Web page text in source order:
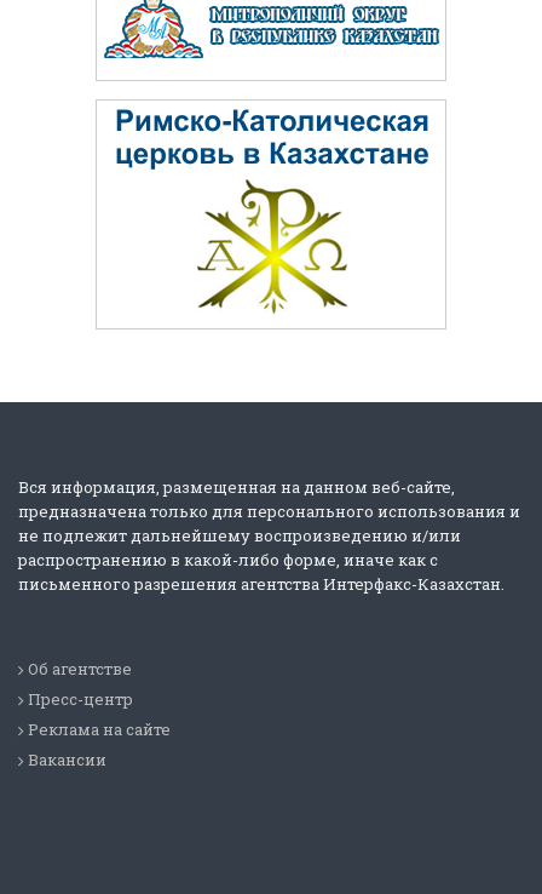
Вся информация, размещенная на данном веб-сайте,
предназначена только для персонального использования и
не подлежит дальнейшему воспроизведению и/или
распространению в какой-либо форме, иначе как с
письменного разрешения агентства Интерфакс-Казахстан.
Об агентстве
Пресс-центр
Реклама на сайте
Вакансии